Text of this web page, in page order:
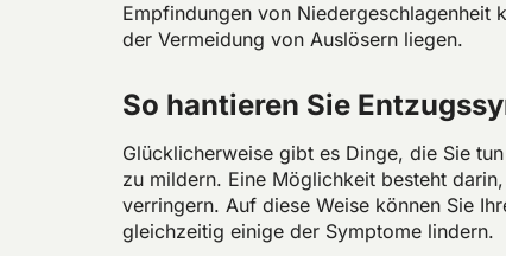
Empfindungen von Niedergeschlagenheit
der Vermeidung von Auslösern liegen.
So hantieren Sie
Glücklicherweise gibt es Dinge, die Sie
zu mildern. Eine Möglichkeit besteht
verringern. Auf diese Weise können Sie
gleichzeitig einige der Symptome lindern.